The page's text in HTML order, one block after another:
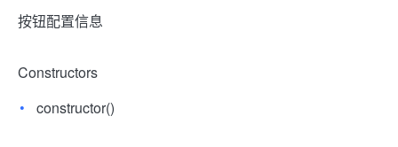
按钮配置信息
Constructors
constructor()